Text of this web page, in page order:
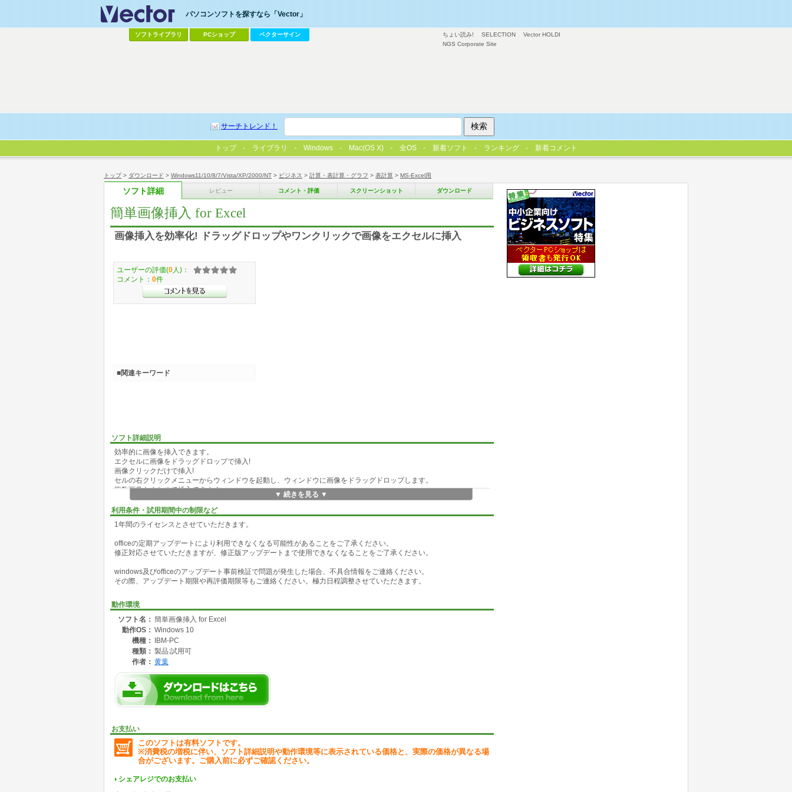
トップ> ダウンロード > Windows11/10/8/7/Vista/XP/2000/NT > ビジネス > 計算・表計算・グラフ > 表計算 > MS-Excel用
ソフト詳細 レビュー コメント・評価 スクリーンショット ダウンロード
簡単画像挿入 for Excel
画像挿入を効率化! ドラッグドロップやワンクリックで画像をエクセルに挿入
ソフト詳細説明
効率的に画像を挿入できます。
エクセルに画像をドラッグドロップで挿入!
画像クリックだけで挿入!
セルの右クリックメニューからウィンドウを起動し、ウィンドウに画像をドラッグドロップします。
複数画像もまとめて挿入できます。
さらに、一覧からワンクリックで画像挿入もできます。
▼ 続きを見る ▼
利用条件・試用期間中の制限など
1年間のライセンスとさせていただきます。
officeの定期アップデートにより利用できなくなる可能性があることをご了承ください。
修正対応させていただきますが、修正版アップデートまで使用できなくなることをご了承ください。
windows及びofficeのアップデート事前検証で問題が発生した場合、不具合情報をご連絡ください。
その際、アップデート期限や再評価期限等もご連絡ください。極力日程調整させていただきます。
動作環境
ソフト名： 簡単画像挿入 for Excel
動作OS： Windows 10
機種：
IBM-PC
種類： 製品:試用可
作者： 黄葉
お支払い
このソフトは有料ソフトです。
※消費税の増税に伴い、ソフト詳細説明や動作環境等に表示されている価格と、実際の価格が異なる場
合がございます。ご購入前に必ずご確認ください。
シェアレジでのお支払い
ユーザーの評価(0 人)：
コメント： 0件
■関連キーワード
ちょい読み! SELECTION
Vector HOLDI
NGS Corporate Site
パソコンソフトを探すなら「Vector」
ソフトライブラリ PCショップ ベクターサイン
サーチトレンド！
トップ ライブラリ Windows Mac(OS X) 全OS 新着ソフト ランキング 新着コメント